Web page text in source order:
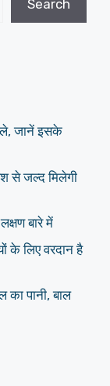
Search
जानें इसके
से जल्द मिलेगी
बारे में
के लिए वरदान है
पानी, बाल